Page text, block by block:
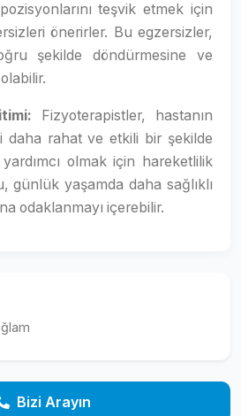
teşvik etmek için
önerirler. Bu egzersizler,
şekilde döndürmesine ve
Fizyoterapistler, hastanın
daha rahat ve etkili bir şekilde
olmak için hareketlilik
günlük yaşamda daha sağlıklı
odaklanmayı içerebilir.
Bizi Arayın